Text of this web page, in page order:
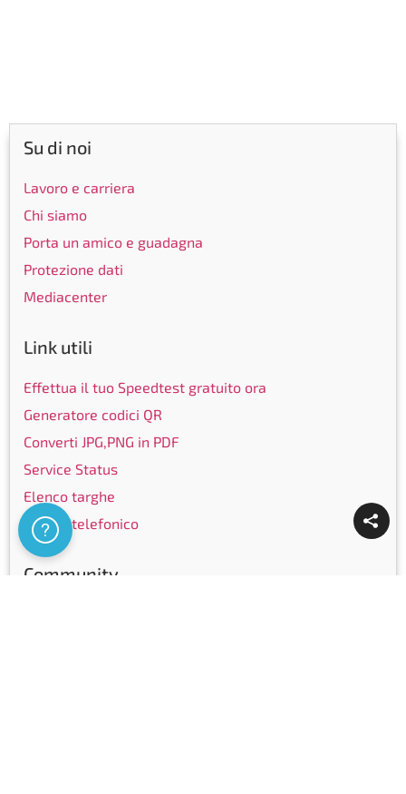
Su di noi
Lavoro e carriera
Chi siamo
Porta un amico e guadagna
Protezione dati
Mediacenter
Link utili
Effettua il tuo Speedtest gratuito ora
Generatore codici QR
Converti JPG,PNG in PDF
Service Status
Elenco targhe
Elenco telefonico
Community
Assistenza